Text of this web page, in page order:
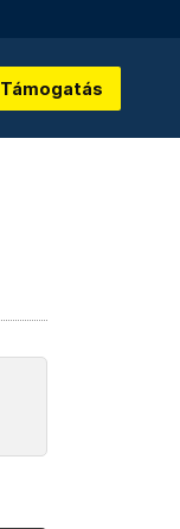
Támogatás